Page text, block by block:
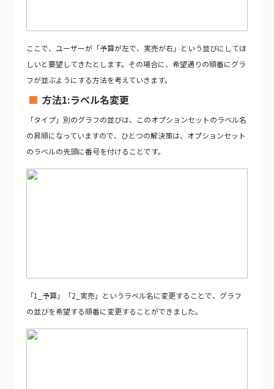
ここで、ユーザーが「予算が左で、実売が右」という並びにしてほ
しいと要望してきたとします。その場合に、希望通りの順番にグラ
フが並ぶようにする方法を考えていきます。
方法1:ラベル名変更
「タイプ」別のグラフの並びは、このオプションセットのラベル名
の昇順になっていますので、ひとつの解決策は、オプションセット
のラベルの先頭に番号を付けることです。
「1_予算」「2_実売」というラベル名に変更することで、グラフ
の並びを希望する順番に変更することができました。